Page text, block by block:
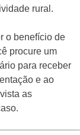
rural.
o benefício de
procure um
para receber
e ao
as